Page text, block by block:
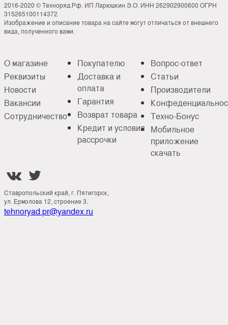
2016-2020 © Техноряд.Рф. ИП Ларюшкин Э.О. ИНН 262902900600 ОГРН
315265100114372
Изображение и описание товара на сайте могут отличаться от внешнего
вида, полученного вами.
О магазине
Реквизиты
Новости
Вакансии
Сотрудничество
Покупателю
Доставка и
оплата
Гарантия
Возврат товара
Кредит и условия
рассрочки
Вопрос-ответ
Статьи
Производители
Техно-Бонус
Мобильное
приложение
скачать
 
Ставропольский край, г. Пятигорск,
ул. Ермолова 12, строение 3.
tehnoryad.pr@yandex.ru